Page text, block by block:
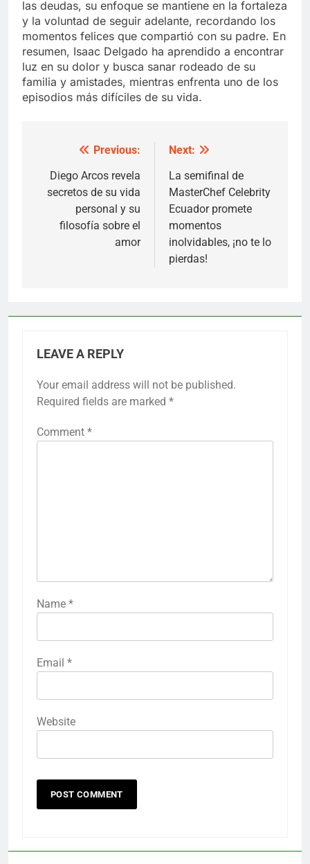
las deudas, su enfoque se mantiene en la fortaleza
y la voluntad de seguir adelante, recordando los
momentos felices que compartió con su padre. En
resumen, Isaac Delgado ha aprendido a encontrar
luz en su dolor y busca sanar rodeado de su
familia y amistades, mientras enfrenta uno de los
episodios más difíciles de su vida.
navigation
Previous:
Diego Arcos revela
secretos de su vida
personal y su
filosofía sobre el
amor
Next:
La semifinal de
MasterChef Celebrity
Ecuador promete
momentos
inolvidables, ¡no te lo
pierdas!
LEAVE A REPLY
Your email address will not be published.
Required fields are marked *
Comment *
Name *
Email *
Website